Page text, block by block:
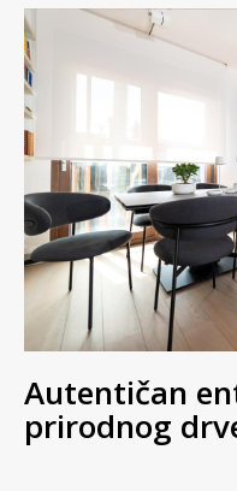
Autentičan
prirodnog